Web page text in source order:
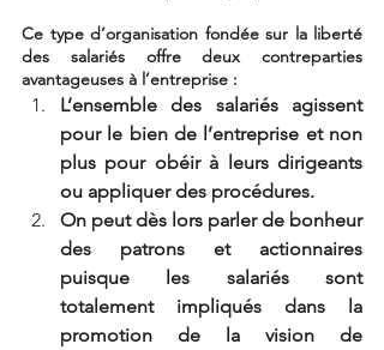
Ce type d’organisation fondée sur la liberté
des salariés offre deux contreparties
avantageuses à l’entreprise :
L’ensemble des salariés agissent
pour le bien de l’entreprise et non
plus pour obéir à leurs dirigeants
ou appliquer des procédures.
On peut dès lors parler de bonheur
des patrons et actionnaires
puisque les salariés sont
totalement impliqués dans la
promotion de la vision de